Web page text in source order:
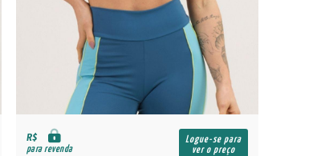
R$
para revenda
Logue-se para
ver o preço